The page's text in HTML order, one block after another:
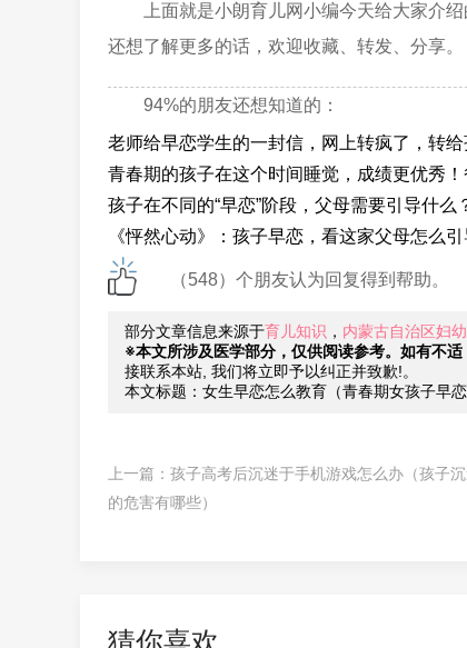
上面就是小朗育儿网小编今天给大家介
还想了解更多的话，欢迎收藏、转发、分享。
94%的朋友还想知道的：
老师给早恋学生的一封信，网上转疯了，转给
青春期的孩子在这个时间睡觉，成绩更优秀
孩子在不同的“早恋”阶段，父母需要引导什么
《怦然心动》：孩子早恋，看这家父母怎么引
（548）个朋友认为回复得到帮助。
部分文章信息来源于育儿知识 ， 内蒙古自治区妇
※本文所涉及医学部分，仅供阅读参考。如有不
接联系本站, 我们将立即予以纠正并致歉!。
本文标题：女生早恋怎么教育（青春期女孩子早
上一篇： 孩子高考后沉迷于手机游戏怎么办（孩子
的危害有哪些）
猜你喜欢